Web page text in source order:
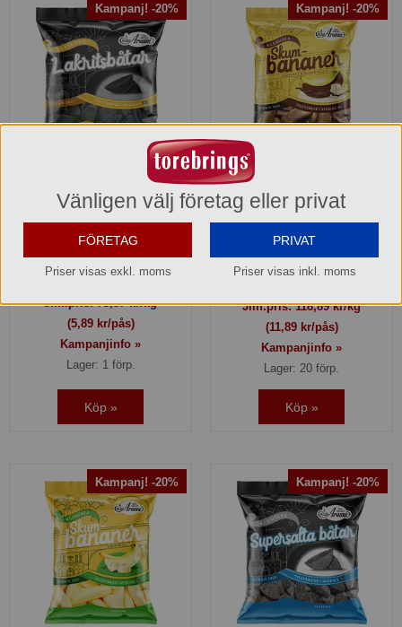
Kampanj! -20%
Aroma Lakritsbåtar påse
117,72 kr
Hel förpackning =1*20x80 g
Jmf.pris:73,57kr/kg
(5,89 kr/pås)
Kampanjinfo »
Lager: 1 förp.
Köp »
Kampanj! -20%
Aroma Skumbananer
Choklad påse
1007912
118,89 kr
Hel förpackning = 1*10x100g
Jmf.pris:118,89kr/kg
(11,89 kr/pås)
Kampanjinfo »
Lager: 20 förp.
Köp »
Kampanj! -20% Kampanj! -20%
Vänligen välj företag eller privat
FÖRETAG
Priser visas exkl. moms
PRIVAT
Priser visas inkl. moms